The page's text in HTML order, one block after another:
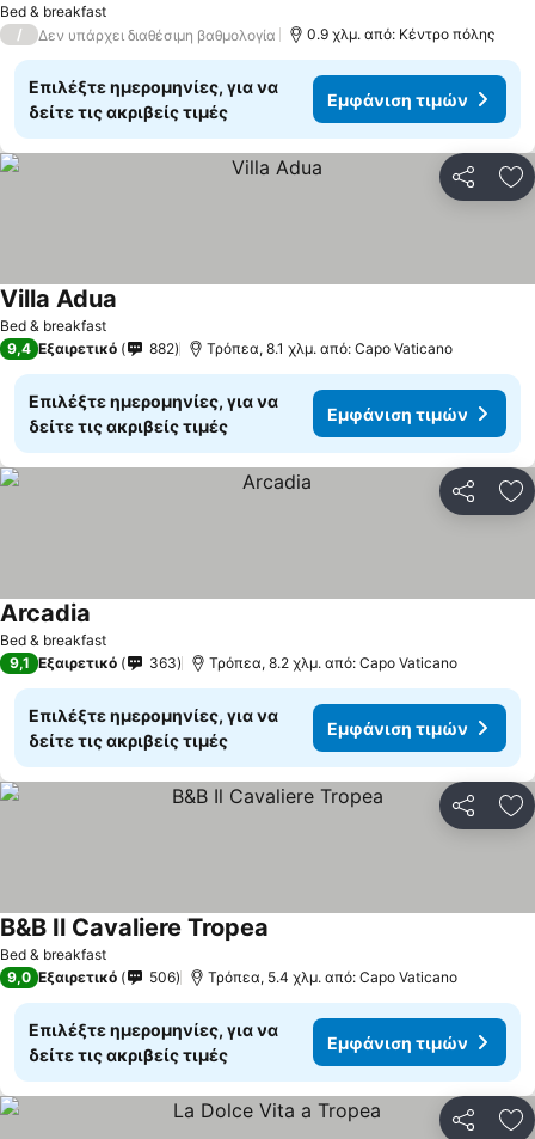
Bed & breakfast
/ Δεν υπάρχει διαθέσιμη βαθμολογία 0.9 χλμ. από: Κέντρο πόλης
Επιλέξτε ημερομηνίες, για να
δείτε τις ακριβείς τιμές
Εμφάνιση τιμών
Bed & breakfast
Villa Adua
9,4 Εξαιρετικό 882 Τρόπεα, 8.1 χλμ. από: Capo Vaticano
Επιλέξτε ημερομηνίες, για να
δείτε τις ακριβείς τιμές
Εμφάνιση τιμών
Bed & breakfast
Arcadia
9,1 Εξαιρετικό 363 Τρόπεα, 8.2 χλμ. από: Capo Vaticano
Επιλέξτε ημερομηνίες, για να
δείτε τις ακριβείς τιμές
Εμφάνιση τιμών
Bed & breakfast
B&B Il Cavaliere Tropea
9,0 Εξαιρετικό 506 Τρόπεα, 5.4 χλμ. από: Capo Vaticano
Επιλέξτε ημερομηνίες, για να
δείτε τις ακριβείς τιμές
Εμφάνιση τιμών